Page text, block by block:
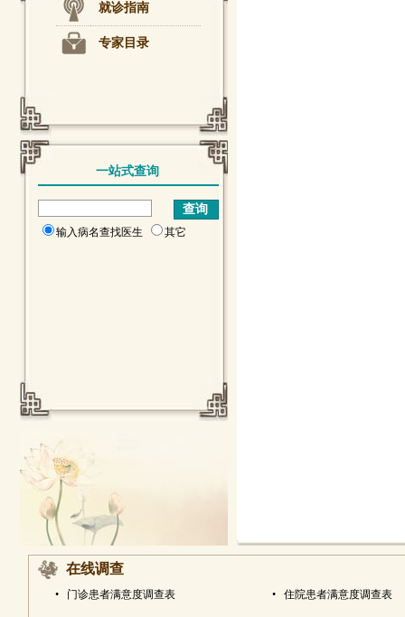
就诊指南
专家目录
一站式查询
输入病名查找医生 其它
在线调查
• 门诊患者满意度调查表 • 住院患者满意度调查表